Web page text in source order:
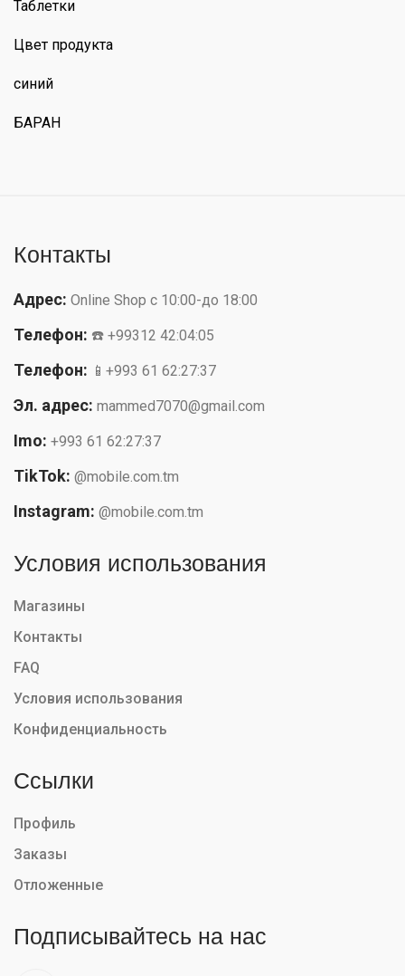
Таблетки
Цвет продукта
синий
БАРАН
Контакты
Адрес: Online Shop с 10:00-до 18:00
Телефон: ☎️ +99312 42:04:05
Телефон: 📱+993 61 62:27:37
Эл. адрес: mammed7070@gmail.com
Imo: +993 61 62:27:37
TikTok: @mobile.com.tm
Instagram: @mobile.com.tm
Условия использования
Магазины
Контакты
FAQ
Условия использования
Конфиденциальность
Ссылки
Профиль
Заказы
Отложенные
Подписывайтесь на нас